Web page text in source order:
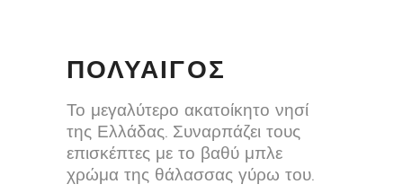
ΠΟΛΥΑΙΓΟΣ
Το μεγαλύτερο ακατοίκητο νησί
της Ελλάδας. Συναρπάζει τους
επισκέπτες με το βαθύ μπλε
χρώμα της θάλασσας γύρω του.